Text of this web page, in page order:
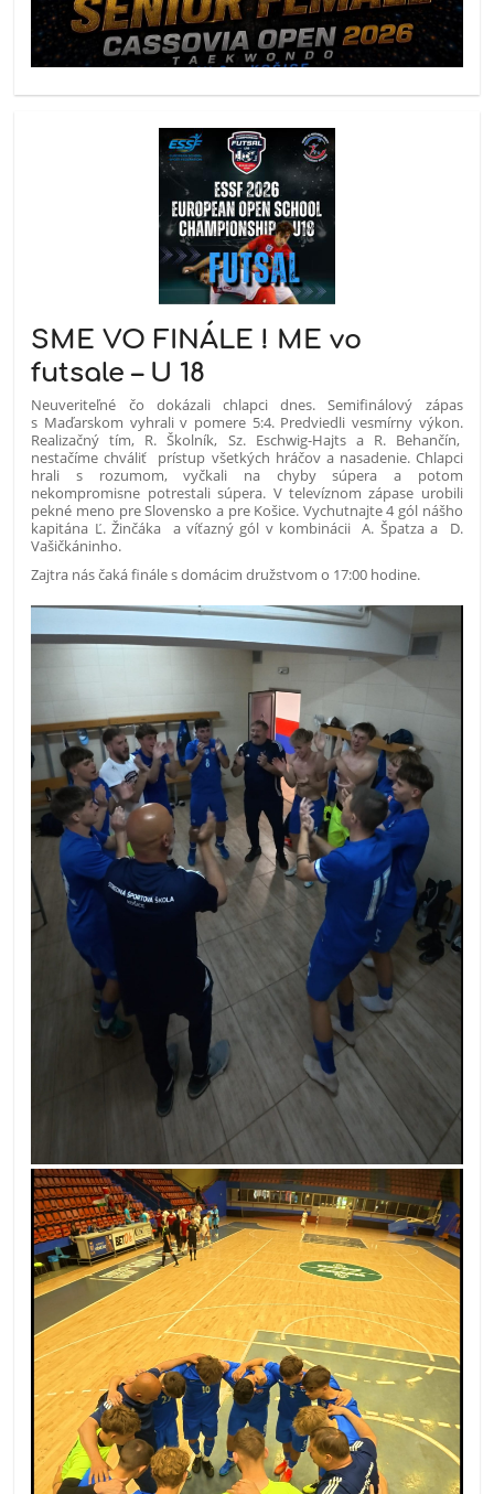
SME VO FINÁLE ! ME vo
futsale – U 18
Neuveriteľné čo dokázali chlapci dnes. Semifinálový zápas
s Maďarskom vyhrali v pomere 5:4. Predviedli vesmírny výkon.
Realizačný tím, R. Školník, Sz. Eschwig-Hajts a R. Behančín,
nestačíme chváliť
prístup všetkých hráčov a nasadenie. Chlapci
hrali s rozumom, vyčkali na chyby súpera a potom
nekompromisne potrestali súpera. V televíznom zápase urobili
pekné meno pre Slovensko a pre Košice. Vychutnajte 4 gól nášho
kapitána Ľ. Žinčáka
a víťazný gól v kombinácii A. Špatza a D.
Vašičkáninho.
Zajtra nás čaká finále s domácim družstvom o 17:00 hodine.